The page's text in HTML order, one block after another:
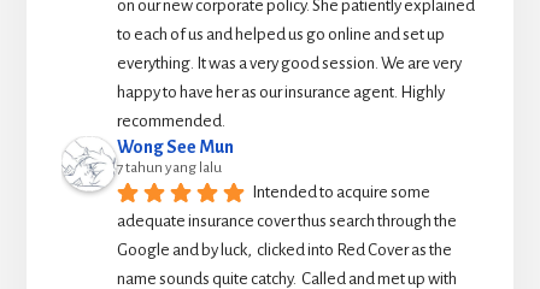
on our new corporate policy. She patiently explained
to each of us and helped us go online and set up
everything. It was a very good session. We are very
happy to have her as our insurance agent. Highly
recommended.
Wong See Mun
7 tahun yang lalu
Intended to acquire some
adequate insurance cover thus search through the
Google and by luck,  clicked into Red Cover as the
name sounds quite catchy.  Called and met up with